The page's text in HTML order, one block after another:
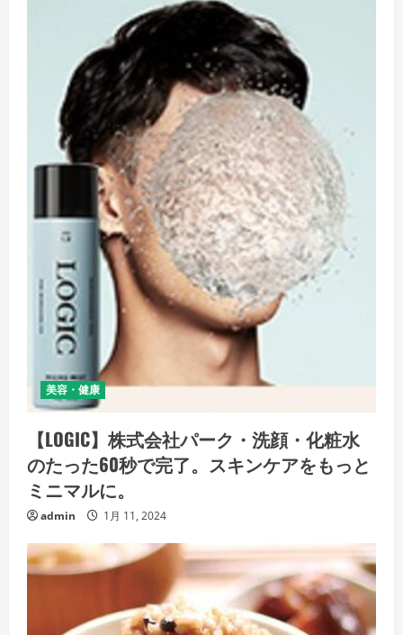
美容・健康
【LOGIC】株式会社パーク・洗顔・化粧水
のたった60秒で完了。スキンケアをもっと
ミニマルに。
admin 1月 11, 2024